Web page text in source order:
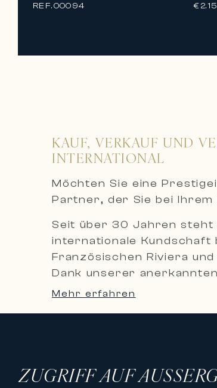
REF.00094
KAUF, VERKAUF UND
INTERNATIONAL
Möchten Sie eine
Partner, der Sie bei
Seit über 30 Jahren steht
internationale Kundschaft
Französischen Riviera
Dank unserer
diskrete und
Eine exklusive Auswahl an
Mehr erfahren
ZUGRIFF AUF